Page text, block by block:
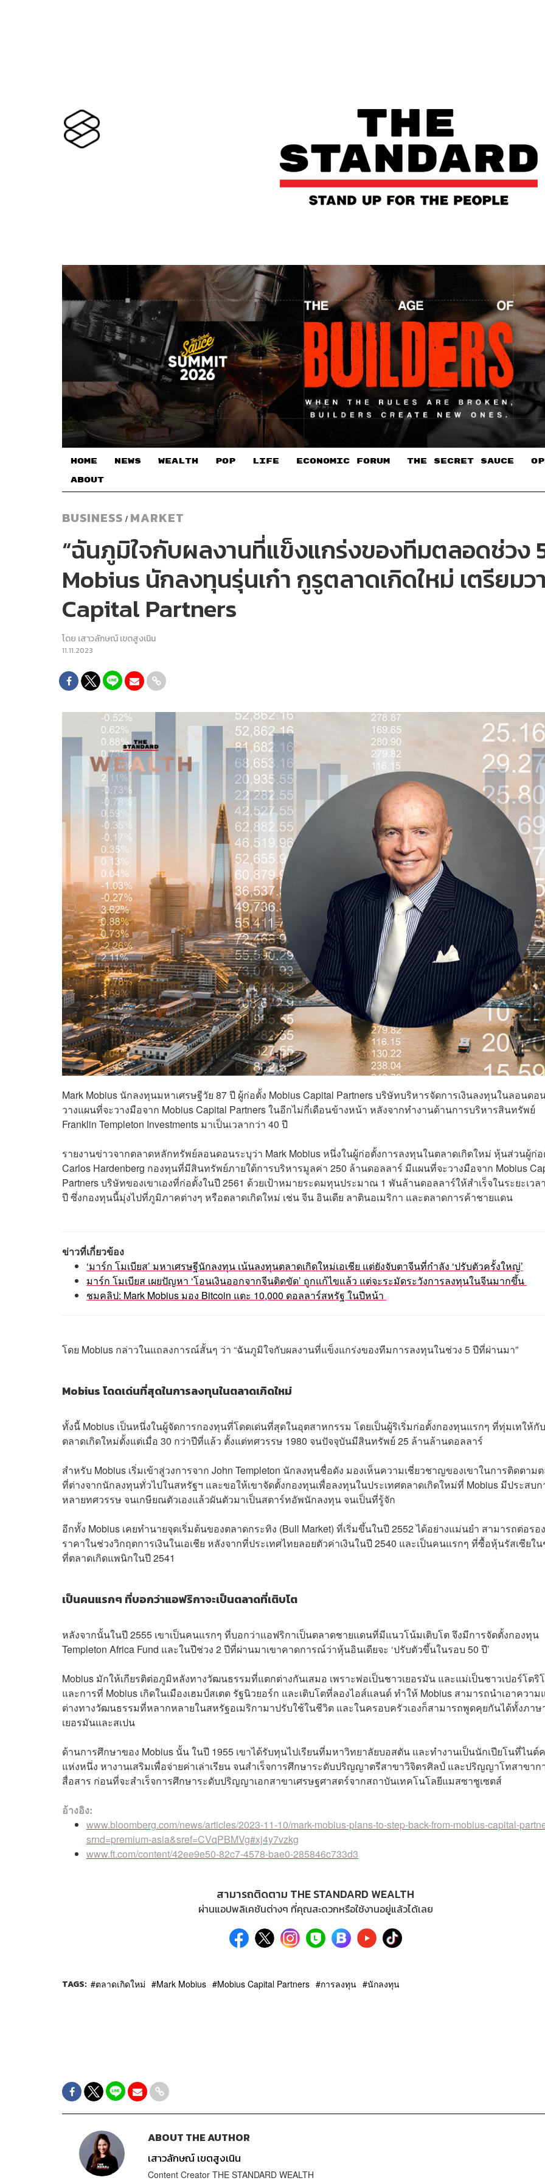
HOME NEWS WEALTH POP LIFE ECONOMIC FORUM THE SECRET SAUCE​
ABOUT
BUSINESS / MARKET
“ฉันภูมิใจกับผลงานที่แข็งแกร่งของทีมตลอดช่วง
Mobius นักลงทุนรุ่นเก๋า กูรูตลาดเกิดใหม่ เตรียม
Capital Partners
โดย เสาวลักษณ์ เขตสูงเนิน
11.11.2023
Mark Mobius นักลงทุนมหาเศรษฐีวัย 87 ปี ผู้ก่อตั้ง Mobius Capital Partners บริษัทบริหารจัดการเงินลงทุนในลอนดอ
วางแผนที่จะวางมือจาก Mobius Capital Partners ในอีกไม่กี่เดือนข้างหน้า หลังจากทำงานด้านการบริหารสินทรัพย์
Franklin Templeton Investments มาเป็นเวลากว่า 40 ปี
รายงานข่าวจากตลาดหลักทรัพย์ลอนดอนระบุว่า Mark Mobiusหนึ่งในผู้ก่อตั้งการลงทุนในตลาดเกิดใหม่ หุ้นส่วนผู้ก่อ
Carlos Hardenberg กองทุนที่มีสินทรัพย์ภายใต้การบริหารมูลค่า 250 ล้านดอลลาร์ มีแผนที่จะวางมือจาก Mobius
Partners บริษัทของเขาเองที่ก่อตั้งในปี 2561 ด้วยเป้าหมายระดมทุนประมาณ 1 พันล้านดอลลาร์ให้สำเร็จในระยะเวล
ปี ซึ่งกองทุนนี้มุ่งไปที่ภูมิภาคต่างๆ หรือตลาดเกิดใหม่ เช่น จีน อินเดีย ลาตินอเมริกา และตลาดการค้าชายแดน
ข่าวที่เกี่ยวข้อง
‘มาร์ก โมเบียส’ มหาเศรษฐีนักลงทุน เน้นลงทุนตลาดเกิดใหม่เอเชีย แต่ยังจับตาจีนที่กำลัง ‘ปรับตัวครั้งใหญ่’
มาร์ก โมเบียส เผยปัญหา ‘โอนเงินออกจากจีนติดขัด’ ถูกแก้ไขแล้ว แต่จะระมัดระวังการลงทุนในจีนมากขึ้น
ชมคลิป: Mark Mobius มอง Bitcoin แตะ 10,000 ดอลลาร์สหรัฐ ในปีหน้า
โดย Mobius กล่าวในแถลงการณ์สั้นๆ ว่า “ฉันภูมิใจกับผลงานที่แข็งแกร่งของทีมการลงทุนในช่วง 5 ปีที่ผ่านมา”
Mobiusโดดเด่นที่สุดในการลงทุนในตลาดเกิดใหม่
ทั้งนี้ Mobius เป็นหนึ่งในผู้จัดการกองทุนที่โดดเด่นที่สุดในอุตสาหกรรม โดยเป็นผู้ริเริ่มก่อตั้งกองทุนแรกๆ ที่ทุ่มเทให้กับ
ตลาดเกิดใหม่ตั้งแต่เมื่อ 30 กว่าปีที่แล้ว ตั้งแต่ทศวรรษ 1980 จนปัจจุบันมีสินทรัพย์ 25 ล้านล้านดอลลาร์
สำหรับ Mobius เริ่มเข้าสู่วงการจาก John Templeton นักลงทุนชื่อดัง มองเห็นความเชี่ยวชาญของเขาในการติดตาม
ที่ต่างจากนักลงทุนทั่วไปในสหรัฐฯ และขอให้เขาจัดตั้งกองทุนเพื่อลงทุนในประเทศตลาดเกิดใหม่ที่ Mobius มีประสบ
หลายทศวรรษ จนเกษียณตัวเองแล้วผันตัวมาเป็นสตาร์ทอัพนักลงทุน จนเป็นที่รู้จัก
อีกทั้ง Mobius เคยทำนายจุดเริ่มต้นของตลาดกระทิง (Bull Market) ที่เริ่มขึ้นในปี 2552 ได้อย่างแม่นยำ สามารถต่อรอง
ราคาในช่วงวิกฤตการเงินในเอเชีย หลังจากที่ประเทศไทยลอยตัวค่าเงินในปี 2540 และเป็นคนแรกๆ ที่ซื้อหุ้นรัสเซียใน
ที่ตลาดเกิดแพนิกในปี 2541
เป็นคนแรกๆ ที่บอกว่าแอฟริกาจะเป็นตลาดที่เติบโต
หลังจากนั้นในปี 2555 เขาเป็นคนแรกๆ ที่บอกว่าแอฟริกาเป็นตลาดชายแดนที่มีแนวโน้มเติบโต จึงมีการจัดตั้งกองทุน
Templeton Africa Fund และในปีช่วง 2 ปีที่ผ่านมาเขาคาดการณ์ว่าหุ้นอินเดียจะ ‘ปรับตัวขึ้นในรอบ 50 ปี’
Mobius มักให้เกียรติต่อภูมิหลังทางวัฒนธรรมที่แตกต่างกันเสมอ เพราะพ่อเป็นชาวเยอรมัน และแม่เป็นชาวเปอร์โตริ
และการที่ Mobius เกิดในเมืองเฮมป์สเตด รัฐนิวยอร์ก และเติบโตที่ลองไอส์แลนด์ ทำให้ Mobius สามารถนำเอาความ
ต่างทางวัฒนธรรมที่หลากหลายในสหรัฐอเมริกามาปรับใช้ในชีวิต และในครอบครัวเองก็สามารถพูดคุยกันได้ทั้งภาษ
เยอรมันและสเปน
ด้านการศึกษาของ Mobius นั้น ในปี 1955 เขาได้รับทุนไปเรียนที่มหาวิทยาลัยบอสตัน และทำงานเป็นนักเปียโนที่ไนต์
แห่งหนึ่ง หางานเสริมเพื่อจ่ายค่าเล่าเรียน จนสำเร็จการศึกษาระดับปริญญาตรีสาขาวิจิตรศิลป์ และปริญญาโทสาขาก
สื่อสาร ก่อนที่จะสำเร็จการศึกษาระดับปริญญาเอกสาขาเศรษฐศาสตร์จากสถาบันเทคโนโลยีแมสซาชูเซตส์
อ้างอิง:
www.bloomberg.com/news/articles/2023-11-10/mark-mobius-plans-to-step-back-from-mobius-capital-
srnd=premium-asia&sref=CVqPBMVg#xj4y7vzkg
www.ft.com/content/42ee9e50-82c7-4578-bae0-285846c733d3
สามารถติดตาม THE STANDARD WEALTH
ผ่านแอปพลิเคชันต่างๆ ที่คุณสะดวกหรือใช้งานอยู่แล้วได้เลย
TAGS: ตลาดเกิดใหม่ Mark Mobius Mobius Capital Partners การลงทุน นักลงทุน
ABOUT THE AUTHOR
เสาวลักษณ์ เขตสูงเนิน
Content Creator THE STANDARD WEALTH